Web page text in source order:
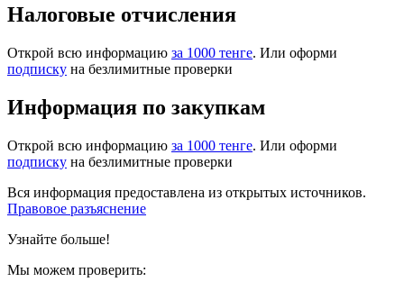
Налоговые отчисления
Открой всю информацию за 1000 тенге. Или оформи
подписку на безлимитные проверки
Информация по закупкам
Открой всю информацию за 1000 тенге. Или оформи
подписку на безлимитные проверки
Вся информация предоставлена из открытых источников.
Правовое разъяснение
Узнайте больше!
Мы можем проверить: